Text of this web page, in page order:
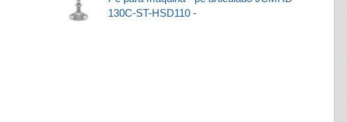
130C-ST-HSD110 -